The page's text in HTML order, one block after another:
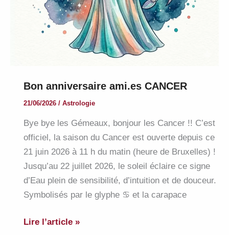
Bon anniversaire ami.es CANCER
21/06/2026 / Astrologie
Bye bye les Gémeaux, bonjour les Cancer !! C’est
officiel, la saison du Cancer est ouverte depuis ce
21 juin 2026 à 11 h du matin (heure de Bruxelles) !
Jusqu’au 22 juillet 2026, le soleil éclaire ce signe
d’Eau plein de sensibilité, d’intuition et de douceur.
Symbolisés par le glyphe ♋ et la carapace
Bon
Lire l’article »